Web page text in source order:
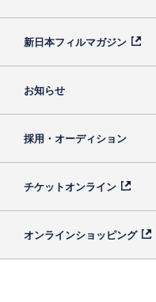
新日本フィルマガジン
お知らせ
採用・オーディション
チケットオンライン
オンラインショッピング